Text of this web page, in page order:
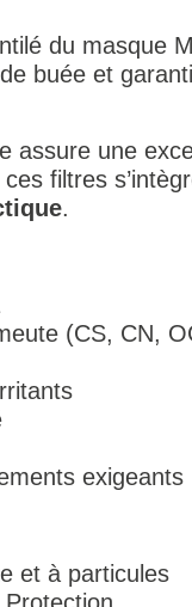
du masque
buée et
assure une
filtres
.
(CS, CN,
exigeants
et à particules